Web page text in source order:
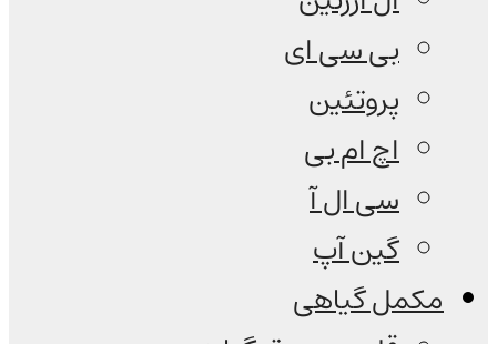
بی سی ای
پروتئین
اچ ام بی
سی ال آ
گین آپ
مکمل گیاهی